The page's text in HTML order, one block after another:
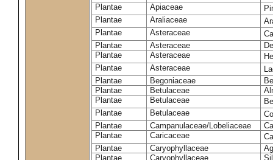
Plantae
Apiaceae
Plantae
Araliaceae
Plantae
Asteraceae
Plantae
Asteraceae
Plantae
Asteraceae
Plantae
Asteraceae
Plantae
Begoniaceae
Plantae
Betulaceae
Plantae
Betulaceae
Plantae
Betulaceae
Plantae
Campanulaceae/Lobeliaceae
Plantae
Caricaceae
Plantae
Caryophyllaceae
Plantae
Caryophyllaceae